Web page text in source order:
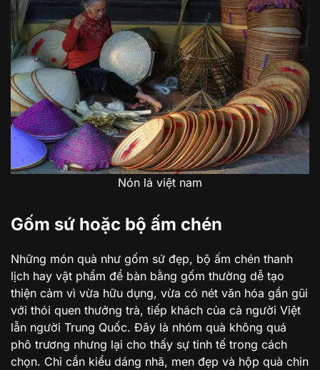
Nón lá việt nam
Gốm sứ hoặc bộ ấm chén
Những món quà như gốm sứ đẹp, bộ ấm chén thanh
lịch hay vật phẩm để bàn bằng gốm thường dễ tạo
thiện cảm vì vừa hữu dụng, vừa có nét văn hóa gần gũi
với thói quen thưởng trà, tiếp khách của cả người Việt
lẫn người Trung Quốc. Đây là nhóm quà không quá
phô trương nhưng lại cho thấy sự tinh tế trong cách
chọn. Chỉ cần kiểu dáng nhã, men đẹp và hộp quà chỉn